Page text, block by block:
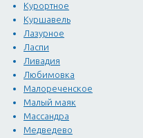
Курортное
Куршавель
Лазурное
Ласпи
Ливадия
Любимовка
Малореченское
Малый маяк
Массандра
Медведево